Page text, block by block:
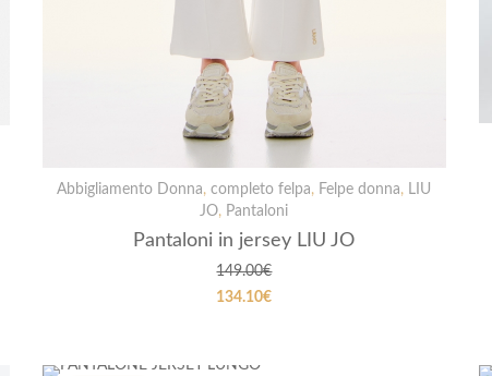
Abbigliamento Donna,completo felpa, Felpe donna, LIU
JO, Pantaloni
Pantaloni in jersey LIU JO
149.00€
134.10€